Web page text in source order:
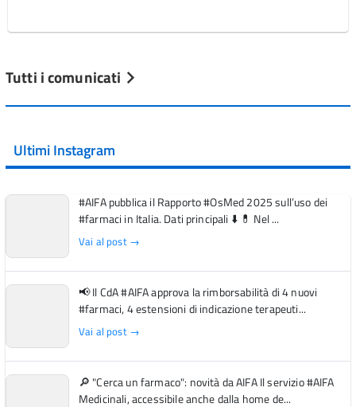
Tutti i comunicati
Ultimi Instagram
#AIFA pubblica il Rapporto #OsMed 2025 sull’uso dei
#farmaci in Italia. Dati principali ⬇️ 💊 Nel ...
Vai al post →
📢 Il CdA #AIFA approva la rimborsabilità di 4 nuovi
#farmaci, 4 estensioni di indicazione terapeuti...
Vai al post →
🔎 "Cerca un farmaco": novità da AIFA Il servizio #AIFA
Medicinali, accessibile anche dalla home de...